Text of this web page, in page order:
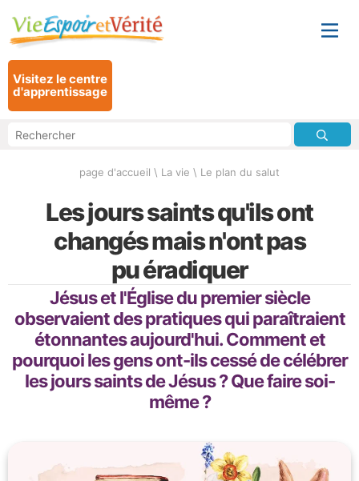
Visitez le centre
d'apprentissage
page d'accueil \ La vie \ Le plan du salut
Les jours saints qu'ils ont
changés mais n'ont pas
pu éradiquer
Jésus et l'Église du premier siècle
observaient des pratiques qui paraîtraient
étonnantes aujourd'hui. Comment et
pourquoi les gens ont-ils cessé de célébrer
les jours saints de Jésus ? Que faire soi-
même ?